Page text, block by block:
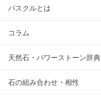
パスクルとは
コラム
天然石・パワーストーン辞典
石の組み合わせ・相性